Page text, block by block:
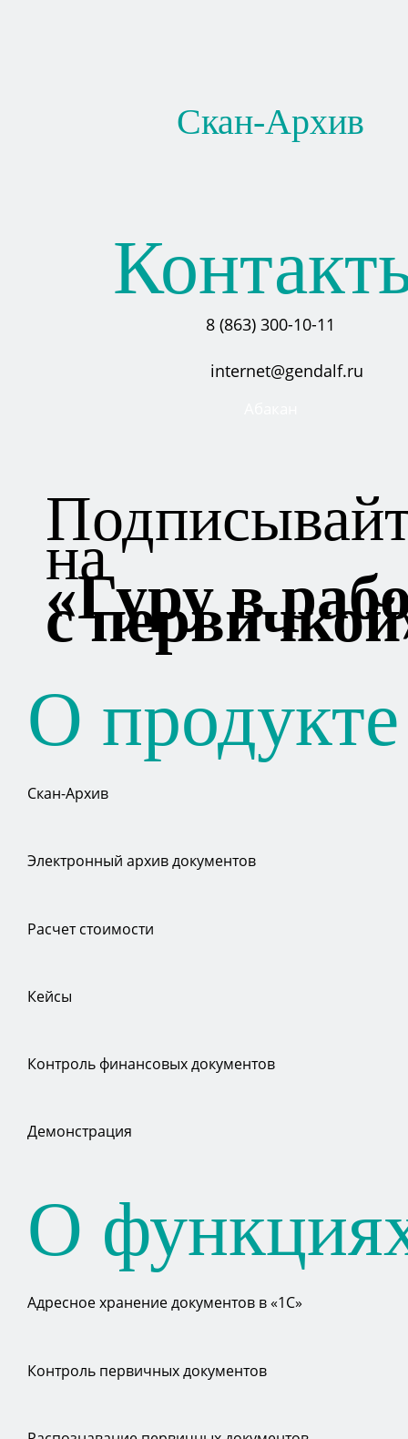
Скан-Архив
8 (863) 300-10-11
internet@gendalf.ru
на
«Гуру в
с
О продукте
Скан-Архив
Электронный архив документов
Расчет стоимости
Кейсы
Контроль финансовых документов
Демонстрация
О
Адресное хранение документов в «1С»
Контроль первичных документов